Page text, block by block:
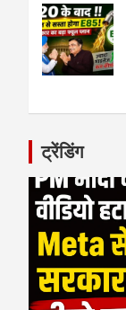
ट्रेंडिंग